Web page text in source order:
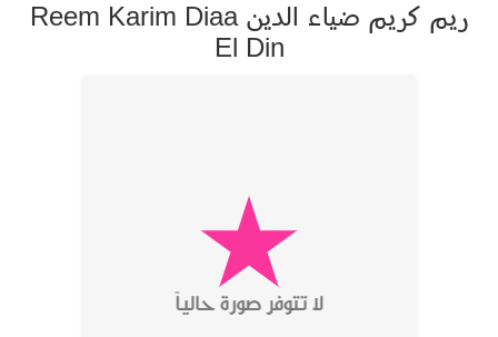
ريم كريم ضياء الدين Reem Karim Diaa
El Din